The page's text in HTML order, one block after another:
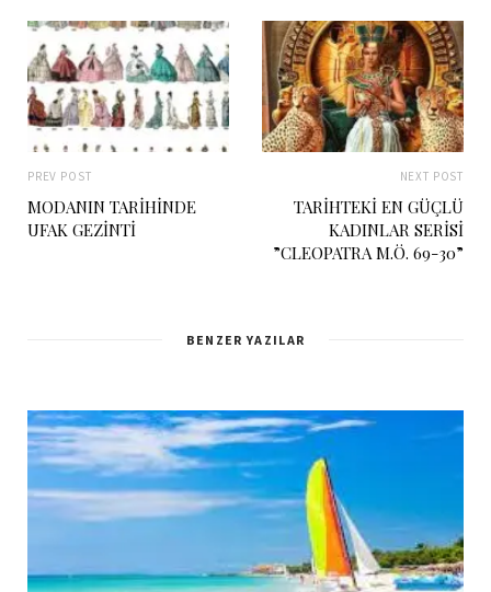
PREV POST
MODANIN TARİHİNDE
UFAK GEZİNTİ
NEXT POST
TARİHTEKİ EN GÜÇLÜ
KADINLAR SERİSİ
”CLEOPATRA M.Ö. 69-30”
BENZER YAZILAR